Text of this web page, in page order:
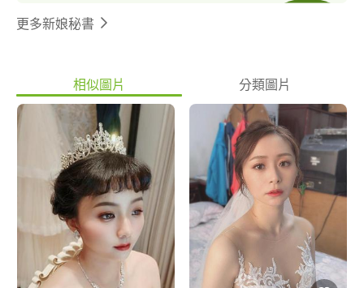
更多新娘秘書
相似圖片 分類圖片